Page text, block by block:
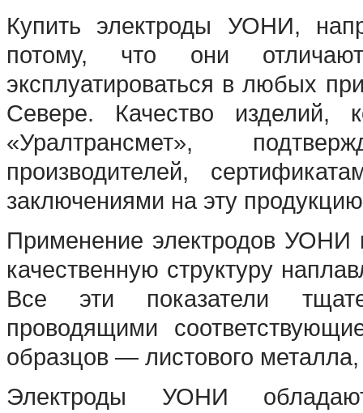
Купить электроды УОНИ,
потому, что они
эксплуатироваться в любых
Севере. Качество изделий,
«Уралтрансмет»,
производителей,
заключениями на эту
Применение электродов УОНИ
качественную структуру
Все эти показатели
проводящими
образцов — листового металла,
Электроды УОНИ